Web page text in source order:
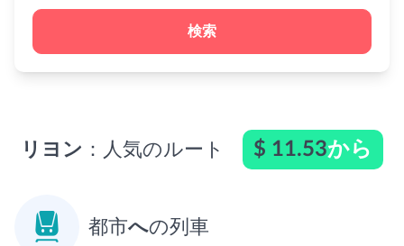
検索
リヨン ：人気のルート $ 11.53から
 都市への列車